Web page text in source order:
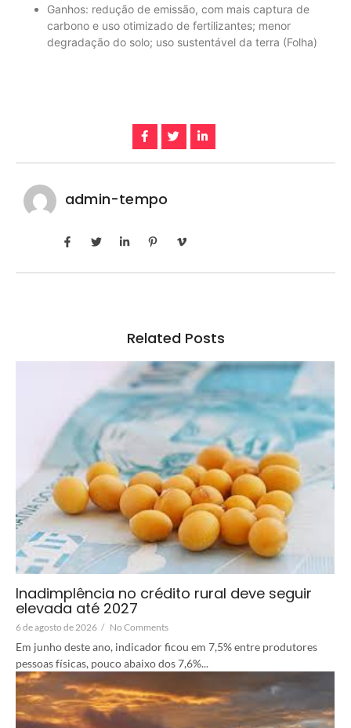
Ganhos: redução de emissão, com mais captura de
carbono e uso otimizado de fertilizantes; menor
degradação do solo; uso sustentável da terra (Folha)
admin-tempo
Related Posts
Inadimplência no crédito rural deve seguir
elevada até 2027
6 de agosto de 2026 / No Comments
Em junho deste ano, indicador ficou em 7,5% entre produtores
pessoas físicas, pouco abaixo dos 7,6%...